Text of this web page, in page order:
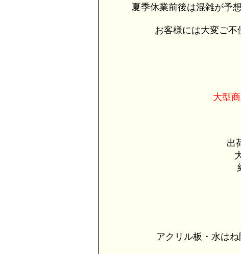
夏季休業前後は混雑が予
お客様には大変ご不
大型
出荷
アクリル板・水はね